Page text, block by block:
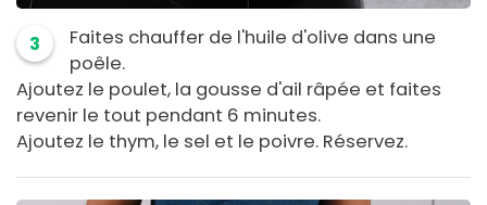
3
Faites chauffer de l'huile d'olive dans une
poêle.
Ajoutez le poulet, la gousse d'ail râpée et faites
revenir le tout pendant 6 minutes.
Ajoutez le thym, le sel et le poivre. Réservez.